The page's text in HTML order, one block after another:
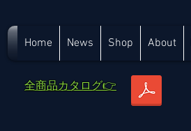
Home News Shop About
​全商品カタログ👉